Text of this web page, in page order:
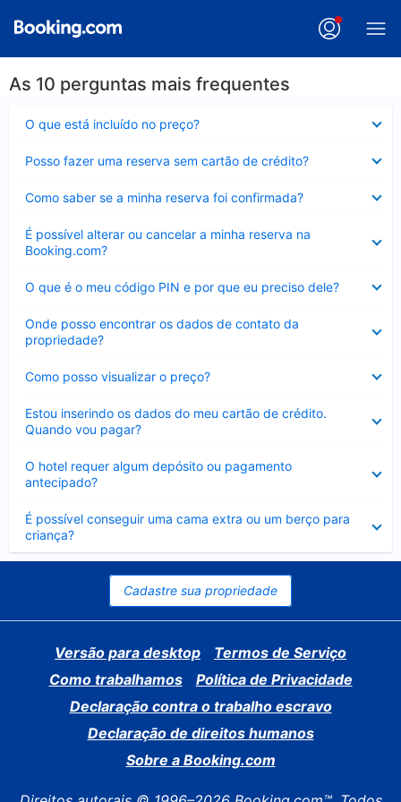
As 10 perguntas mais frequentes
O que está incluído no preço?
Posso fazer uma reserva sem cartão de crédito?
Como saber se a minha reserva foi confirmada?
É possível alterar ou cancelar a minha reserva na
Booking.com?
Contraído
O que é o meu código PIN e por que eu preciso dele?
Onde posso encontrar os dados de contato da
propriedade?
Como posso visualizar o preço?
Estou inserindo os dados do meu cartão de crédito.
Quando vou pagar?
O hotel requer algum depósito ou pagamento
antecipado?
É possível conseguir uma cama extra ou um berço para
criança?
Contraído
Cadastre sua propriedade
Versão para desktop
Termos de Serviço
Como trabalhamos
Política de Privacidade
Declaração contra o trabalho escravo
Declaração de direitos humanos
Sobre a Booking.com